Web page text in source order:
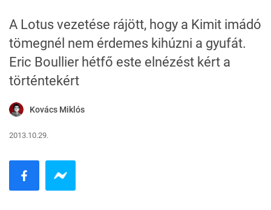
A Lotus vezetése rájött, hogy a Kimit imádó
tömegnél nem érdemes kihúzni a gyufát.
Eric Boullier hétfő este elnézést kért a
történtekért
Kovács Miklós
2013.10.29.